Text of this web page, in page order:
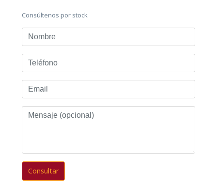
Consúltenos por stock
Nombre
Teléfono
Email
Mensaje
(opcional)
Consultar